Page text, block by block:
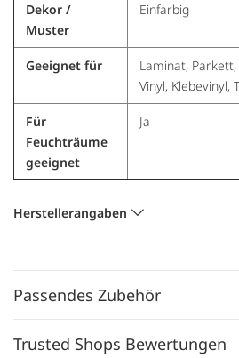
Dekor /
Muster
Einfarbig
Geeignet für
Laminat, Parkett,
Vinyl, Klebevinyl,
Für
Feuchträume
geeignet
Ja
Herstellerangaben
Passendes Zubehör
Trusted Shops Bewertungen